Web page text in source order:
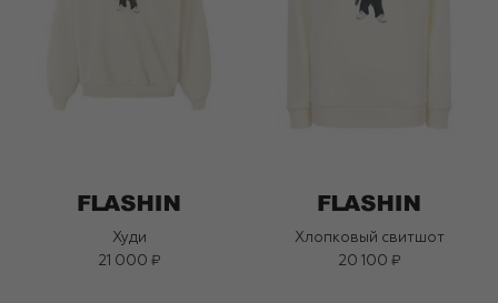
Худи
21 000 ₽
Хлопковый свитшот
20 100 ₽